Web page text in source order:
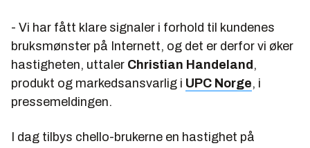
- Vi har fått klare signaler i forhold til kundenes
bruksmønster på Internett, og det er derfor vi øker
hastigheten, uttaler Christian Handeland ,
produkt og markedsansvarlig i UPC Norge, i
pressemeldingen.
I dag tilbys chello-brukerne en hastighet på